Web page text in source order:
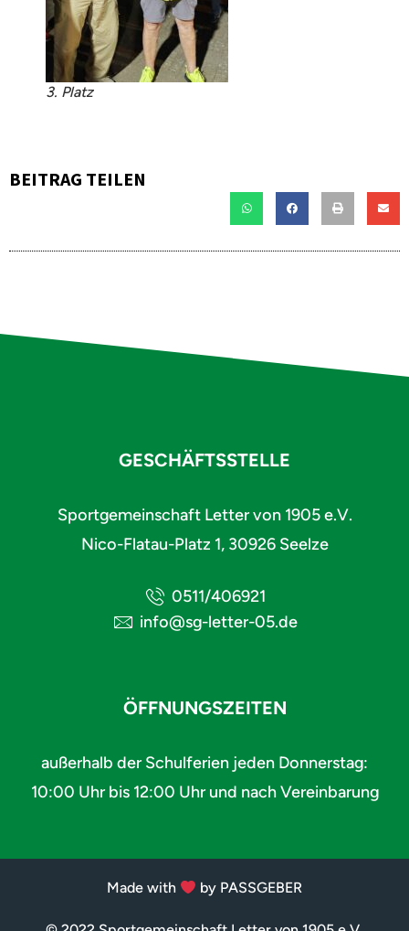
3. Platz
BEITRAG TEILEN
GESCHÄFTSSTELLE
Sportgemeinschaft Letter von 1905 e.V.
Nico-Flatau-Platz 1, 30926 Seelze
0511/406921
info@sg-letter-05.de
ÖFFNUNGSZEITEN
außerhalb der Schulferien jeden Donnerstag:
10:00 Uhr bis 12:00 Uhr und nach Vereinbarung
Made with by PASSGEBER